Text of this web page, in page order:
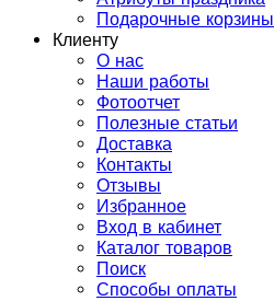
Подарочные корзины
Клиенту
О нас
Наши работы
Фотоотчет
Полезные статьи
Доставка
Контакты
Отзывы
Избранное
Вход в кабинет
Каталог товаров
Поиск
Способы оплаты